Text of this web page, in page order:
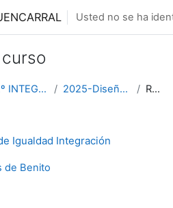
Usted no se ha
2º INTEGRACION DIURNO 2025-Diseño Planes Integración Resumen
Igualdad Integración
de Benito